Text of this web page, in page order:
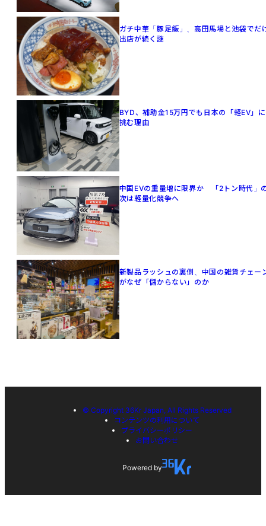
ガチ中華「豚足飯」、高田馬場と池袋でだ
出店が続く謎
BYD、補助金15万円でも日本の「軽EV」に
挑む理由
中国EVの重量増に限界か 「2トン時代」
次は軽量化競争へ
新製品ラッシュの裏側、中国の雑貨チェー
がなぜ「儲からない」のか
© Copyright 36Kr Japan, All Rights Reserved
コンテンツの利用について
プライバシーポリシー
お問い合わせ
Powered by